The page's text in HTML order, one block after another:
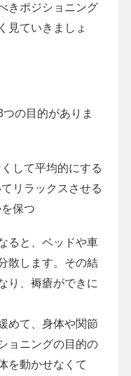
きポジショニング
見ていきましょ
の目的がありま
して平均的にする
リラックスさせる
保つ
ると、ベッドや車
散します。その結
り、褥瘡ができに
めて、身体や関節
ョニングの目的の
を動かせなくて